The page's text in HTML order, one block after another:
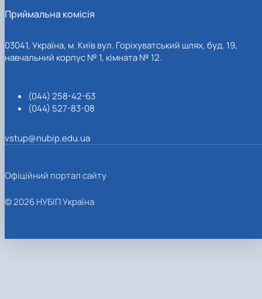
Приймальна комісія
03041, Україна, м. Київ вул. Горіхуватський шлях, буд. 19,
навчальний корпус № 1, кімната № 12.
(044) 258-42-63
(044) 527-83-08
vstup@nubip.edu.ua
Офіційний портал сайту
© 2026 НУБІП Україна